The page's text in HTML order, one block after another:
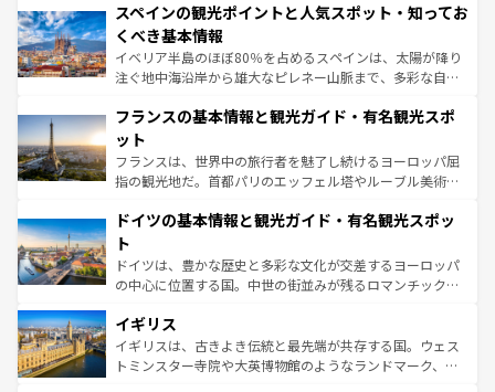
ろん、トスカーナの美しい田園風景やアマルフィ海岸の絶
景など、自然景観も見逃せない。観光の合間には、本場の
ピザやパスタなど、絶品のイタリア料理を堪能することも
できる。朝目覚めてから夜眠るまで、すべての瞬間を楽し
なお、新着のイタリア情報はコンテンツ一覧を参照してほ
しい。
スペインの観光ポイントと人気スポット・知ってお
くべき基本情報
イベリア半島のほぼ80％を占めるスペインは、太陽が降り
注ぐ地中海沿岸から雄大なピレネー山脈まで、多彩な自然
文化が根付くこの国では、情熱的なフラメンコ、熱気あふ
れる闘牛、そして美味しいタパスが生活の一部となってい
る。首都マドリードの洗練された雰囲気や、バルセロナの
アートに溢れた街角から、地方では古代ローマ遺跡や中世
せる。地方によって風土や気候が異なるスペインはその個
ンテンツ一覧 を参照してほしい。
フランスの基本情報と観光ガイド・有名観光スポ
ット
フランスは、世界中の旅行者を魅了し続けるヨーロッパ屈
指の観光地だ。首都パリのエッフェル塔やルーブル美術館
で、幅広い魅力が詰まっている。華麗な宮殿、歴史的な大
聖堂、美しいビーチ、そして豊かな自然が、訪れる者を心
から魅了する。また、フランスは美食の国としても知ら
れ、フランス料理はユネスコ無形文化遺産にも登録されて
香り高いラベンダー畑など、多彩な楽しみ方が可能だ。さ
らに、パリ以外の地域にも魅力が溢れており、どの街角に
も豊かな歴史と文化が息づいている。パリ以外の個性あふ
ドイツの基本情報と観光ガイド・有名観光スポッ
ト
ドイツは、豊かな歴史と多彩な文化が交差するヨーロッパ
の中心に位置する国。中世の街並みが残るロマンチック街
顔を持つこの国は、どこを歩いても飽きることがない。ベ
ルリンの文化的活気、バイエルン州のアルプスの絶景、そ
してライン川沿いのワイン畑といった風景は必見。ビール
イギリス
イギリスは、古きよき伝統と最先端が共存する国。ウェス
トミンスター寺院や大英博物館のようなランドマーク、歴